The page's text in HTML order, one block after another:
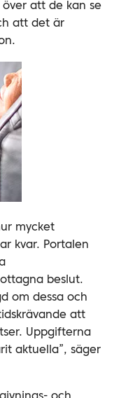
att de kan se
att det är
mycket
kvar. Portalen
beslut.
om dessa och
att
Uppgifterna
aktuella”, säger